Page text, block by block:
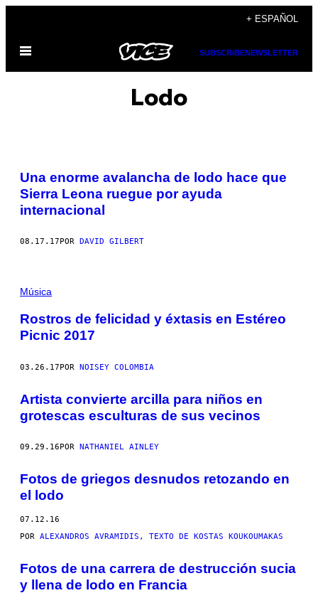
contenido
+ ESPAÑOL
Abrir
SUBSCRIBENEWSLETTER
Lodo
Una enorme avalancha de lodo hace que
Sierra Leona ruegue por ayuda
internacional
08.17.17 POR DAVID GILBERT
Música
Rostros de felicidad y éxtasis en Estéreo
Picnic 2017
03.26.17POR NOISEY COLOMBIA
Artista convierte arcilla para niños en
grotescas esculturas de sus vecinos
09.29.16 POR NATHANIEL AINLEY
Fotos de griegos desnudos retozando en
el lodo
07.12.16
POR ALEXANDROS AVRAMIDIS, TEXTO DE KOSTAS KOUKOUMAKAS
Fotos de una carrera de destrucción sucia
y llena de lodo en Francia